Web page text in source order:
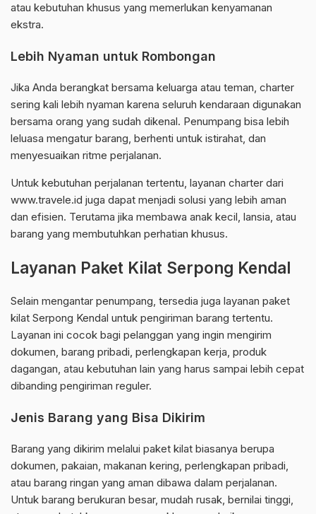
atau kebutuhan khusus yang memerlukan kenyamanan
ekstra.
Lebih Nyaman untuk Rombongan
Jika Anda berangkat bersama keluarga atau teman, charter
sering kali lebih nyaman karena seluruh kendaraan digunakan
bersama orang yang sudah dikenal. Penumpang bisa lebih
leluasa mengatur barang, berhenti untuk istirahat, dan
menyesuaikan ritme perjalanan.
Untuk kebutuhan perjalanan tertentu, layanan charter dari
www.travele.id juga dapat menjadi solusi yang lebih aman
dan efisien. Terutama jika membawa anak kecil, lansia, atau
barang yang membutuhkan perhatian khusus.
Layanan Paket Kilat Serpong Kendal
Selain mengantar penumpang, tersedia juga layanan paket
kilat Serpong Kendal untuk pengiriman barang tertentu.
Layanan ini cocok bagi pelanggan yang ingin mengirim
dokumen, barang pribadi, perlengkapan kerja, produk
dagangan, atau kebutuhan lain yang harus sampai lebih cepat
dibanding pengiriman reguler.
Jenis Barang yang Bisa Dikirim
Barang yang dikirim melalui paket kilat biasanya berupa
dokumen, pakaian, makanan kering, perlengkapan pribadi,
atau barang ringan yang aman dibawa dalam perjalanan.
Untuk barang berukuran besar, mudah rusak, bernilai tinggi,